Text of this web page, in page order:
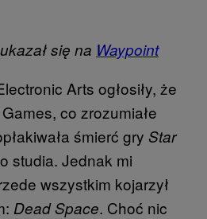
się na Waypoint
Arts ogłosiły, że
co zrozumiałe
śmierć gry Star
studia. Jednak mi
wszystkim kojarzył
Dead Space. Choć nic